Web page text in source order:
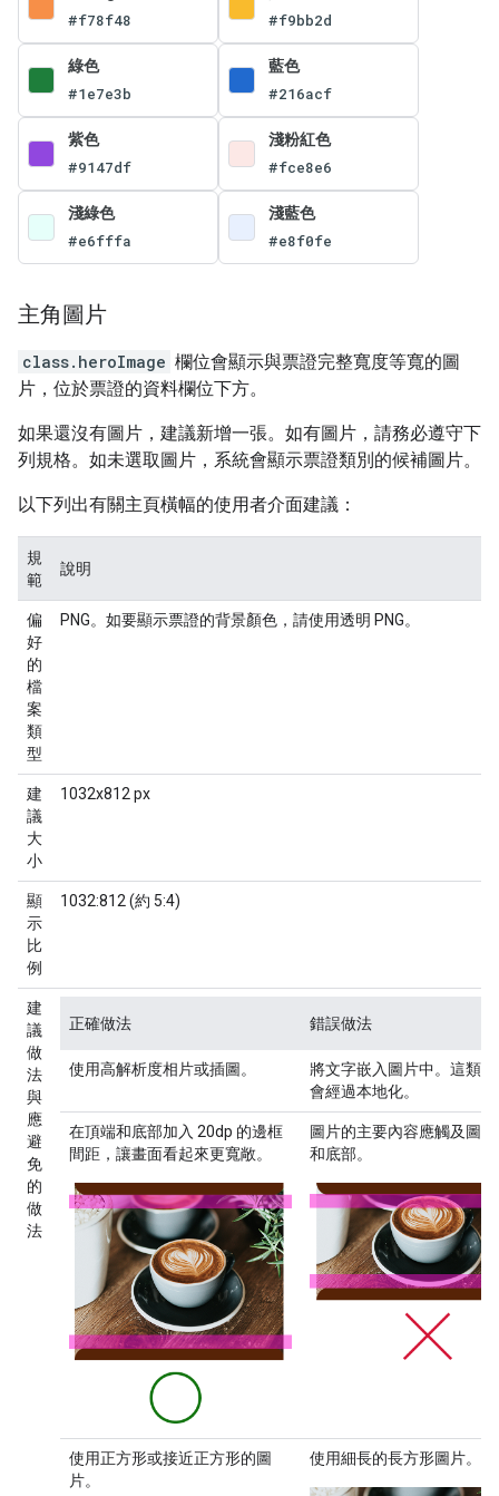
#f78f48 #f9bb2d
綠色
#1e7e3b
藍色
#216acf
紫色
#9147df
淺粉紅色
#fce8e6
淺綠色
#e6fffa
淺藍色
#e8f0fe
主角圖片
class.heroImage 欄位會顯示與票證完整寬度等寬的圖
片，位於票證的資料欄位下方。
如果還沒有圖片，建議新增一張。如有圖片，請務必遵守下
列規格。如未選取圖片，系統會顯示票證類別的候補圖片。
以下列出有關主頁橫幅的使用者介面建議：
規
範
說明
偏
好
的
檔
案
類
型
PNG。如要顯示票證的背景顏色，請使用透明 PNG。
建
議
大
小
1032x812 px
顯
示
比
例
1032:812 (約 5:4)
建
議
做
法
與
應
避
免
的
做
法
正確做法 錯誤做法
使用高解析度相片或插圖。
將文字嵌入圖片中。這類
會經過本地化。
在頂端和底部加入 20dp 的邊框
間距，讓畫面看起來更寬敞。
圖片的主要內容應觸及圖
和底部。
使用正方形或接近正方形的圖
片。
使用細長的長方形圖片。